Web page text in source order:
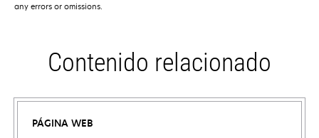
any errors or omissions.
Contenido relacionado
PÁGINA WEB